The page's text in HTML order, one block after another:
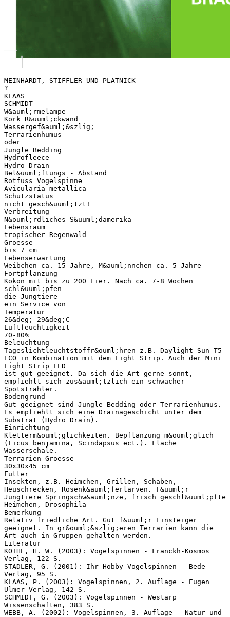
MEINHARDT, STIFFLER UND PLATNICK
?
KLAAS
SCHMIDT
W&auml;rmelampe
Kork R&uuml;ckwand
Wassergef&auml;&szlig;
Terrarienhumus
oder
Jungle Bedding
Hydrofleece
Hydro Drain
Bel&uuml;ftungs - Abstand
Rotfuss Vogelspinne
Avicularia metallica
Schutzstatus
nicht gesch&uuml;tzt!
Verbreitung
N&ouml;rdliches S&uuml;damerika
Lebensraum
tropischer Regenwald
Groesse
bis 7 cm
Lebenserwartung
Weibchen ca. 15 Jahre, M&auml;nnchen ca. 5 Jahre
Fortpflanzung
Kokon mit bis zu 200 Eier. Nach ca. 7-8 Wochen
schl&uuml;pfen
die Jungtiere
ein Service von
Temperatur
26&deg;-29&deg;C
Luftfeuchtigkeit
70-80%
Beleuchtung
Tageslichtleuchtstoffr&ouml;hren z.B. Daylight Sun T5
ECO in Kombination mit dem Light Strip. Auch der Mini
Light Strip LED
ist gut geeignet. Da sich die Art gerne sonnt,
empfiehlt sich zus&auml;tzlich ein schwacher
Spotstrahler.
Bodengrund
Gut geeignet sind Jungle Bedding oder Terrarienhumus.
Es empfiehlt sich eine Drainageschicht unter dem
Substrat (Hydro Drain).
Einrichtung
Kletterm&ouml;glichkeiten. Bepflanzung m&ouml;glich
(Ficus benjamina, Scindapsus ect.). Flache
Wasserschale.
Terrarien-Groesse
30x30x45 cm
Futter
Insekten, z.B. Heimchen, Grillen, Schaben,
Heuschrecken, Rosenk&auml;ferlarven. F&uuml;r
Jungtiere Springschw&auml;nze, frisch geschl&uuml;pfte
Heimchen, Drosophila
Bemerkung
Relativ friedliche Art. Gut f&uuml;r Einsteiger
geeignet. In gr&ouml;&szlig;eren Terrarien kann die
Art auch in Gruppen gehalten werden.
Literatur
KOTHE, H. W. (2003): Vogelspinnen - Franckh-Kosmos
Verlag, 122 S.
STADLER, G. (2001): Ihr Hobby Vogelspinnen - Bede
Verlag, 95 S.
KLAAS, P. (2003): Vogelspinnen, 2. Auflage - Eugen
Ulmer Verlag, 142 S.
SCHMIDT, G. (2003): Vogelspinnen - Westarp
Wissenschaften, 383 S.
WEBB, A. (2002): Vogelspinnen, 3. Auflage - Natur und